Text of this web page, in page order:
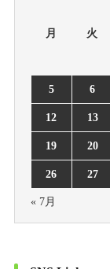
月 火
5 6
12 13
19 20
26 27
« 7月